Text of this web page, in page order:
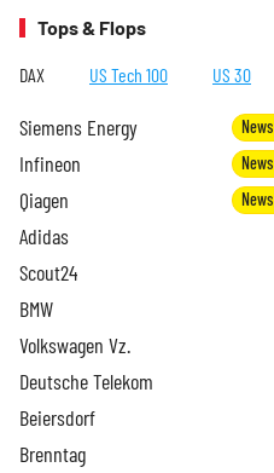
Tops & Flops
DAX US Tech 100 US 30
Siemens Energy News
Infineon News
Qiagen News
Adidas
Scout24
BMW
Volkswagen Vz.
Deutsche Telekom
Beiersdorf
Brenntag